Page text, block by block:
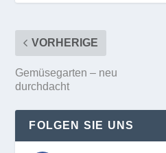
VORHERIGE
Gemüsegarten – neu
durchdacht
FOLGEN SIE UNS